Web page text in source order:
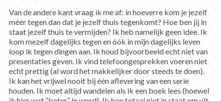
Van de andere kant vraag ik me af: in hoeverre kom je jezelf
méér tegen dan dat je jezelf thuis tegenkomt? Hoe ben jij in
staat jezelf thuis te vermijden? Ik heb namelijk geen idee. Ik
kom mezelf dagelijks tegen en óók in mijn dagelijks leven
loop ik tegen dingen aan. Ik houd bijvoorbeeld echt niet van
presentaties geven. Ik vind telefoongesprekken voeren niet
echt prettig (al word het makkelijker door steeds te doen).
Ik kan het vrijwel nooit bij één aflevering van een serie
houden. Ik moet altijd wandelen als ik een boek lees (hoewel